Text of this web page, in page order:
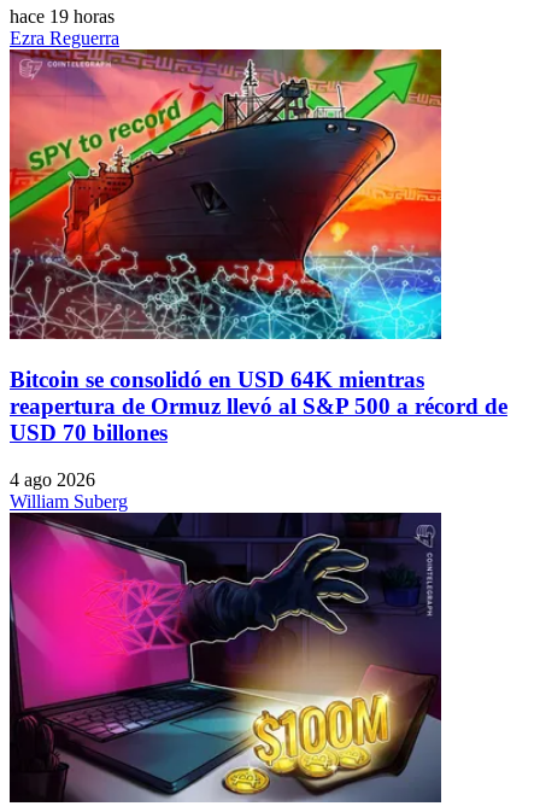
hace 19 horas
Ezra Reguerra
Bitcoin se consolidó en USD 64K mientras
reapertura de Ormuz llevó al S&P 500 a récord de
USD 70 billones
4 ago 2026
William Suberg